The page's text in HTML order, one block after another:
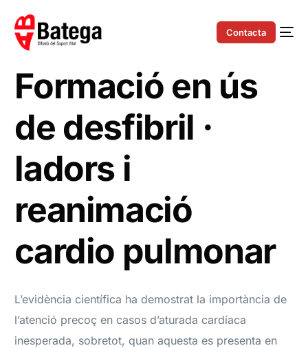
Contacta
Formació en ús
de desfibril ·
ladors i
reanimació
cardio pulmonar
L’evidència científica ha demostrat la importància de
l’atenció precoç en casos d’aturada cardíaca
inesperada, sobretot, quan aquesta es presenta en